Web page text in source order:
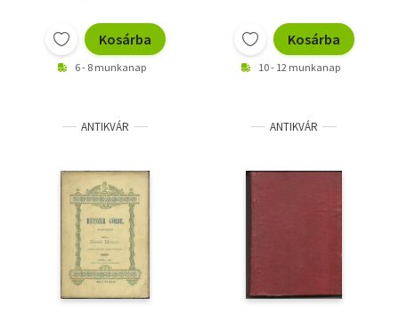
Kosárba
6 - 8 munkanap
Kosárba
10 - 12 munkanap
ANTIKVÁR ANTIKVÁR